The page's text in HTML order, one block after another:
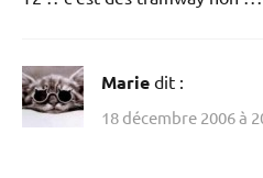
Marie dit :
18 décembre 2006 à